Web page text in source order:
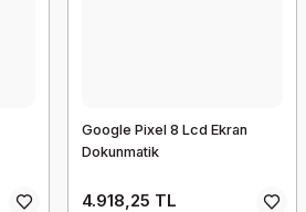
Google Pixel 8 Lcd Ekran
Dokunmatik
4.918,25 TL